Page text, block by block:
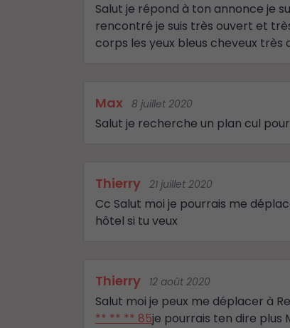
Salut je répond à ton annonce je
rencontré je suis très ouvert et
corps les yeux bleus cheveux très
Max 8 juillet 2020
Salut je recherche un plan cul
Thierry 21 juillet 2020
Cc Salut moi je pourrais me
hôtel si tu veux
Thierry 12 août 2020
Salut moi je peux me déplacer à
** ** ** 85je pourrais ten dire plus